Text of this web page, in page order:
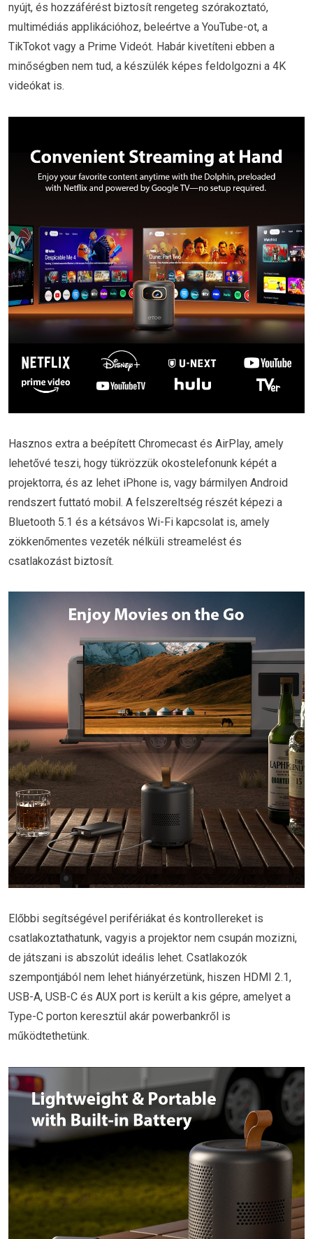
nyújt, és hozzáférést biztosít rengeteg szórakoztató,
multimédiás applikációhoz, beleértve a YouTube-ot, a
TikTokot vagy a Prime Videót. Habár kivetíteni ebben a
minőségben nem tud, a készülék képes feldolgozni a 4K
videókat is.
Hasznos extra a beépített Chromecast és AirPlay, amely
lehetővé teszi, hogy tükrözzük okostelefonunk képét a
projektorra, és az lehet iPhone is, vagy bármilyen Android
rendszert futtató mobil. A felszereltség részét képezi a
Bluetooth 5.1 és a kétsávos Wi-Fi kapcsolat is, amely
zökkenőmentes vezeték nélküli streamelést és
csatlakozást biztosít.
Előbbi segítségével perifériákat és kontrollereket is
csatlakoztathatunk, vagyis a projektor nem csupán mozizni,
de játszani is abszolút ideális lehet. Csatlakozók
szempontjából nem lehet hiányérzetünk, hiszen HDMI 2.1,
USB-A, USB-C és AUX port is került a kis gépre, amelyet a
Type-C porton keresztül akár powerbankről is
működtethetünk.